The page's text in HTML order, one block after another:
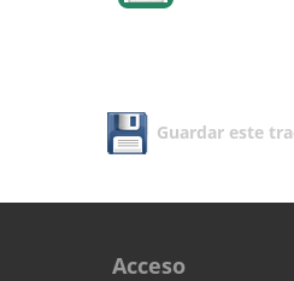
Guardar este
Acceso